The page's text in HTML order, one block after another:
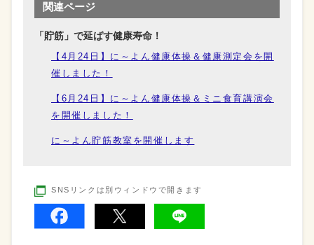
関連ページ
「貯筋」で延ばす健康寿命！
【4月24日】に～よん健康体操＆健康測定会を開
催しました！
【6月24日】に～よん健康体操＆ミニ食育講演会
を開催しました！
に～よん貯筋教室を開催します
SNSリンクは別ウィンドウで開きます